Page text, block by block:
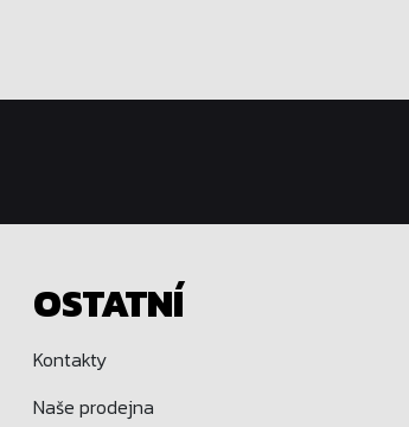
OSTATNÍ
Kontakty
Naše prodejna